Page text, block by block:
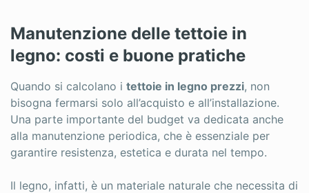
Manutenzione delle tettoie in
legno: costi e buone pratiche
Quando si calcolano i tettoie in legno prezzi, non
bisogna fermarsi solo all’acquisto e all’installazione.
Una parte importante del budget va dedicata anche
alla manutenzione periodica, che è essenziale per
garantire resistenza, estetica e durata nel tempo.
Il legno, infatti, è un materiale naturale che necessita di